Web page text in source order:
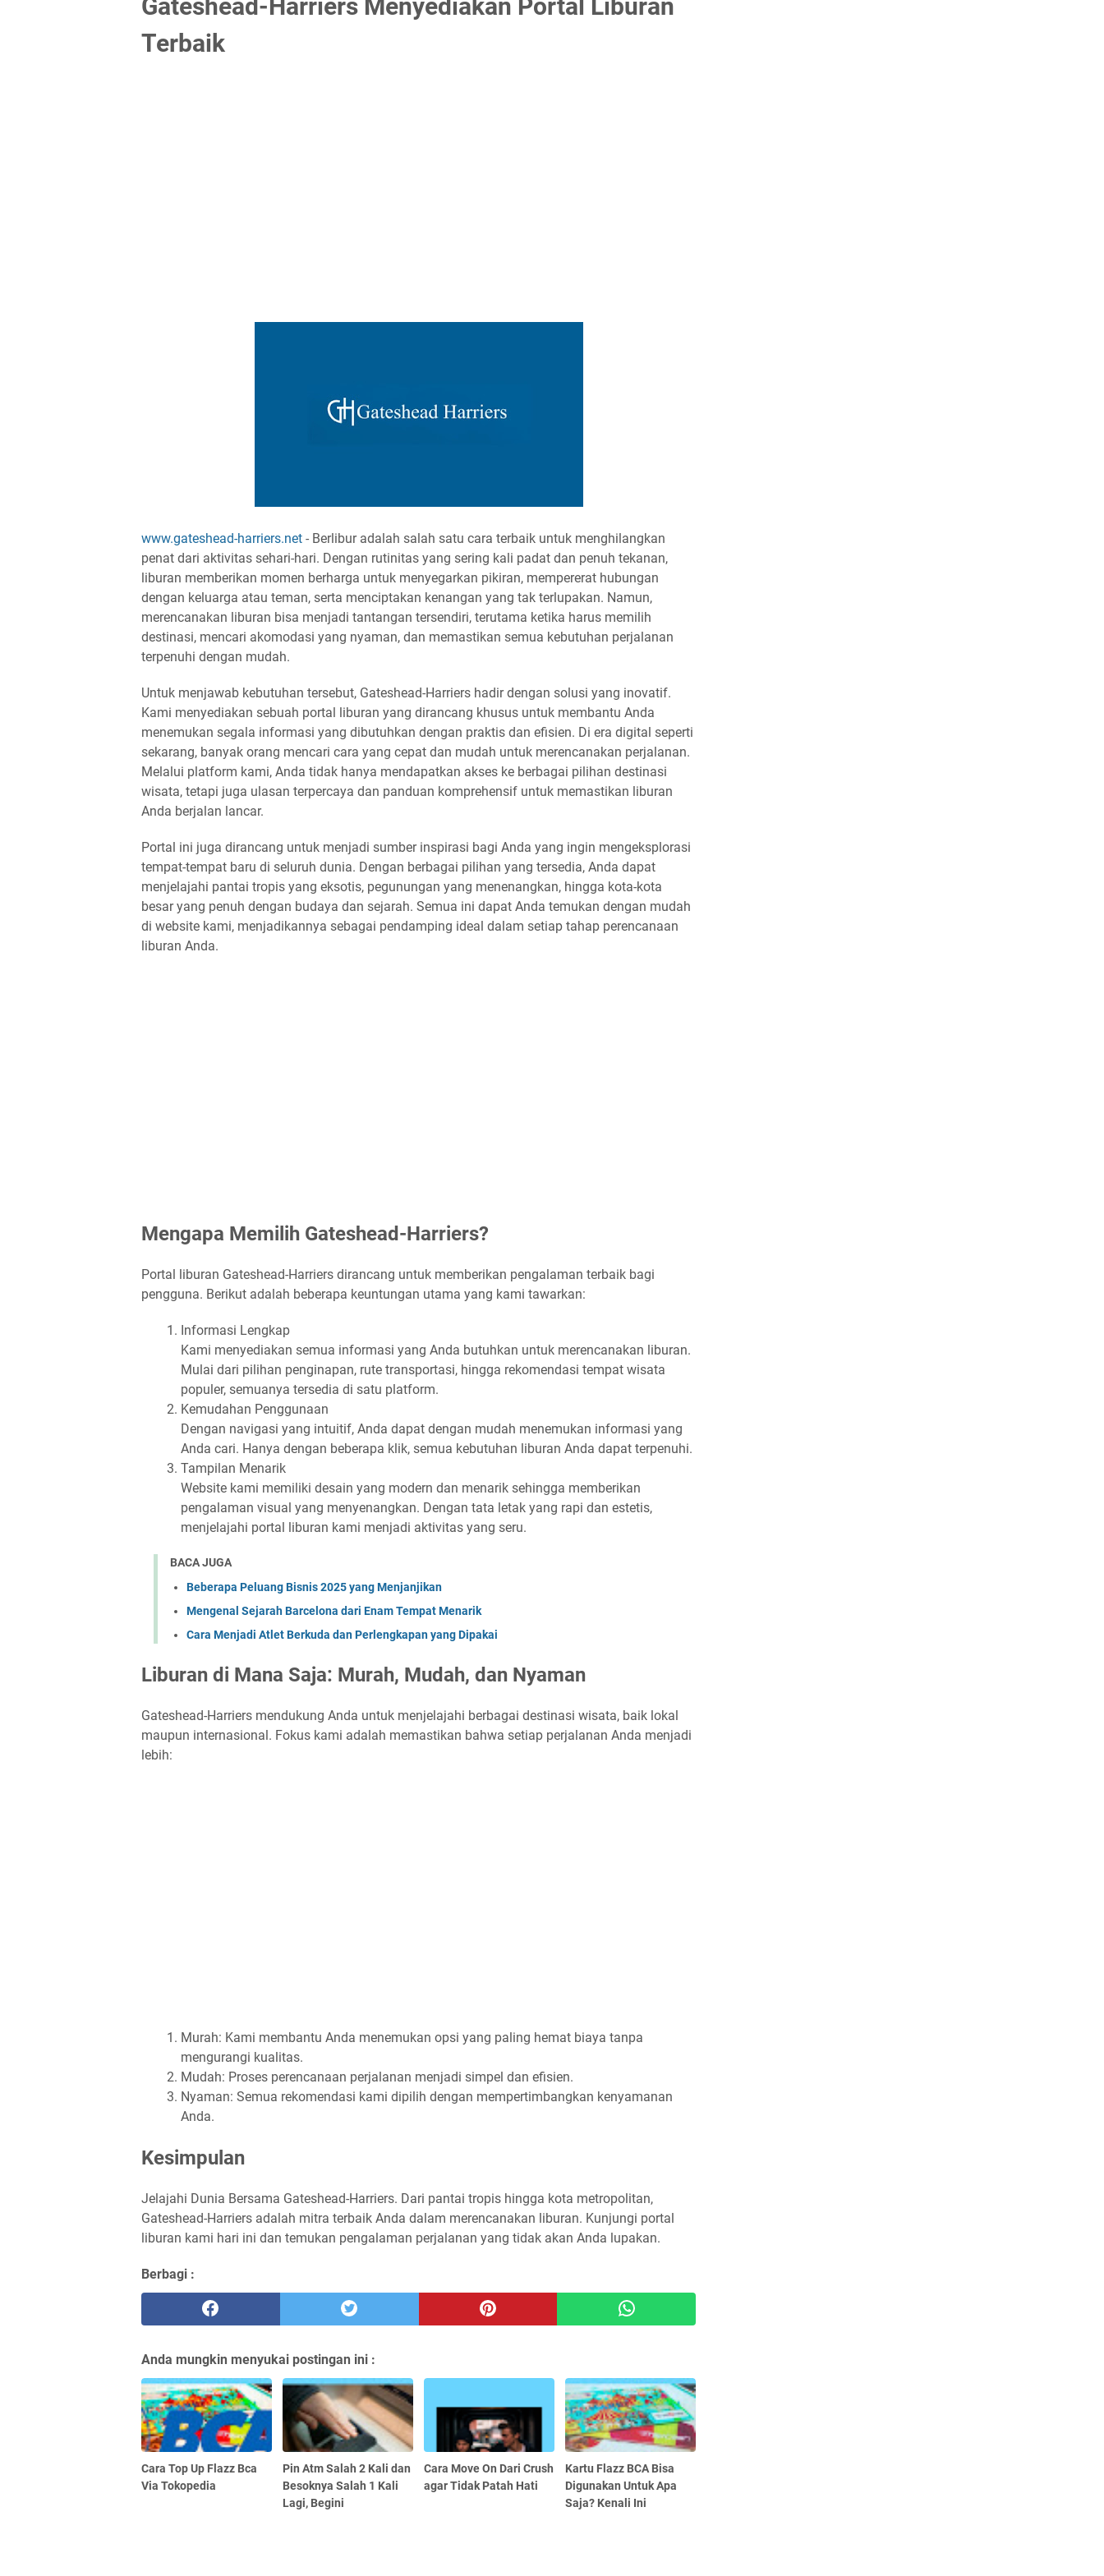
Gateshead-Harriers Menyediakan Portal Liburan
Terbaik
www.gateshead-harriers.net - Berlibur adalah salah satu cara terbaik untuk menghilangkan
penat dari aktivitas sehari-hari. Dengan rutinitas yang sering kali padat dan penuh tekanan,
liburan memberikan momen berharga untuk menyegarkan pikiran, mempererat hubungan
dengan keluarga atau teman, serta menciptakan kenangan yang tak terlupakan. Namun,
merencanakan liburan bisa menjadi tantangan tersendiri, terutama ketika harus memilih
destinasi, mencari akomodasi yang nyaman, dan memastikan semua kebutuhan perjalanan
terpenuhi dengan mudah.
Untuk menjawab kebutuhan tersebut, Gateshead-Harriers hadir dengan solusi yang inovatif.
Kami menyediakan sebuah portal liburan yang dirancang khusus untuk membantu Anda
menemukan segala informasi yang dibutuhkan dengan praktis dan efisien. Di era digital seperti
sekarang, banyak orang mencari cara yang cepat dan mudah untuk merencanakan perjalanan.
Melalui platform kami, Anda tidak hanya mendapatkan akses ke berbagai pilihan destinasi
wisata, tetapi juga ulasan terpercaya dan panduan komprehensif untuk memastikan liburan
Anda berjalan lancar.
Portal ini juga dirancang untuk menjadi sumber inspirasi bagi Anda yang ingin mengeksplorasi
tempat-tempat baru di seluruh dunia. Dengan berbagai pilihan yang tersedia, Anda dapat
menjelajahi pantai tropis yang eksotis, pegunungan yang menenangkan, hingga kota-kota
besar yang penuh dengan budaya dan sejarah. Semua ini dapat Anda temukan dengan mudah
di website kami, menjadikannya sebagai pendamping ideal dalam setiap tahap perencanaan
liburan Anda.
Mengapa Memilih Gateshead-Harriers?
Portal liburan Gateshead-Harriers dirancang untuk memberikan pengalaman terbaik bagi
pengguna. Berikut adalah beberapa keuntungan utama yang kami tawarkan:
Informasi Lengkap
Kami menyediakan semua informasi yang Anda butuhkan untuk merencanakan liburan.
Mulai dari pilihan penginapan, rute transportasi, hingga rekomendasi tempat wisata
populer, semuanya tersedia di satu platform.
Kemudahan Penggunaan
Dengan navigasi yang intuitif, Anda dapat dengan mudah menemukan informasi yang
Anda cari. Hanya dengan beberapa klik, semua kebutuhan liburan Anda dapat terpenuhi.
Tampilan Menarik
Website kami memiliki desain yang modern dan menarik sehingga memberikan
pengalaman visual yang menyenangkan. Dengan tata letak yang rapi dan estetis,
menjelajahi portal liburan kami menjadi aktivitas yang seru.
BACA JUGA
Beberapa Peluang Bisnis 2025 yang Menjanjikan
Mengenal Sejarah Barcelona dari Enam Tempat Menarik
Cara Menjadi Atlet Berkuda dan Perlengkapan yang Dipakai
Liburan di Mana Saja: Murah, Mudah, dan Nyaman
Gateshead-Harriers mendukung Anda untuk menjelajahi berbagai destinasi wisata, baik lokal
maupun internasional. Fokus kami adalah memastikan bahwa setiap perjalanan Anda menjadi
lebih:
Murah: Kami membantu Anda menemukan opsi yang paling hemat biaya tanpa
mengurangi kualitas.
Mudah: Proses perencanaan perjalanan menjadi simpel dan efisien.
Nyaman: Semua rekomendasi kami dipilih dengan mempertimbangkan kenyamanan
Anda.
Kesimpulan
Jelajahi Dunia Bersama Gateshead-Harriers. Dari pantai tropis hingga kota metropolitan,
Gateshead-Harriers adalah mitra terbaik Anda dalam merencanakan liburan. Kunjungi portal
liburan kami hari ini dan temukan pengalaman perjalanan yang tidak akan Anda lupakan.
Berbagi :
Anda mungkin menyukai postingan ini :
Cara Top Up Flazz Bca
Via Tokopedia
Pin Atm Salah 2 Kali dan
Besoknya Salah 1 Kali
Lagi, Begini
Cara Move On Dari Crush
agar Tidak Patah Hati
Kartu Flazz BCA Bisa
Digunakan Untuk Apa
Saja? Kenali Ini